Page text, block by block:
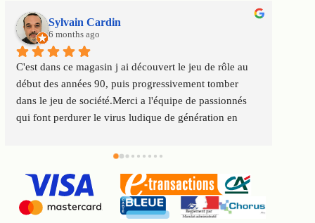
Sylvain Cardin
6 months ago
C'est dans ce magasin j ai découvert le jeu de rôle au
début des années 90, puis progressivement tomber
dans le jeu de société.Merci a l'équipe de passionnés
qui font perdurer le virus ludique de génération en